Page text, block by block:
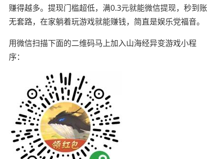
赚得越多。提现门槛超低，满0.3元就能微信提现，秒到账
无套路，在家躺着玩游戏就能赚钱，简直是娱乐党福音。
用微信扫描下面的二维码马上加入山海经异变游戏小程
序：